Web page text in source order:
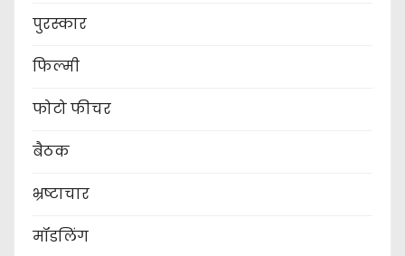
पुरस्कार
फिल्मी
फोटो फीचर
बैठक
भ्रष्टाचार
मॉडलिंग